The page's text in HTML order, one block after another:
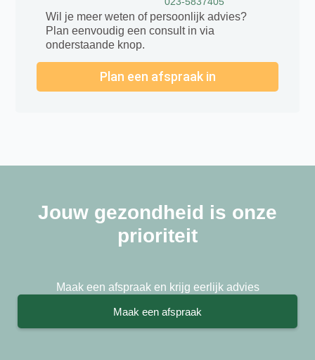
Wil je meer weten of persoonlijk advies?
Plan eenvoudig een consult in via
onderstaande knop.
Plan een afspraak in
Jouw gezondheid is onze
prioriteit
Maak een afspraak en krijg eerlijk advies
Maak een afspraak